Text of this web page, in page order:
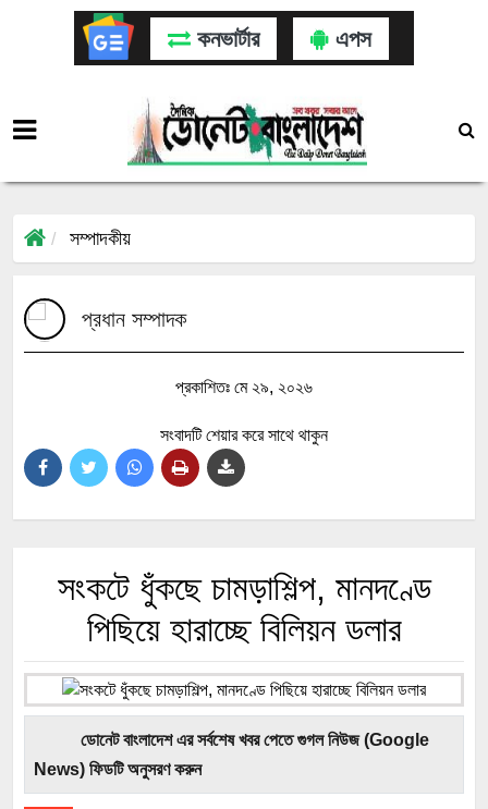
কনভার্টার এপস
সম্পাদকীয়
প্রধান সম্পাদক
প্রকাশিতঃ মে ২৯, ২০২৬
সংবাদটি শেয়ার করে সাথে থাকুন
সংকটে ধুঁকছে চামড়াশিল্প, মানদণ্ডে
পিছিয়ে হারাচ্ছে বিলিয়ন ডলার
ডোনেট বাংলাদেশ এর সর্বশেষ খবর পেতে গুগল নিউজ (Google
News) ফিডটি অনুসরণ করুন